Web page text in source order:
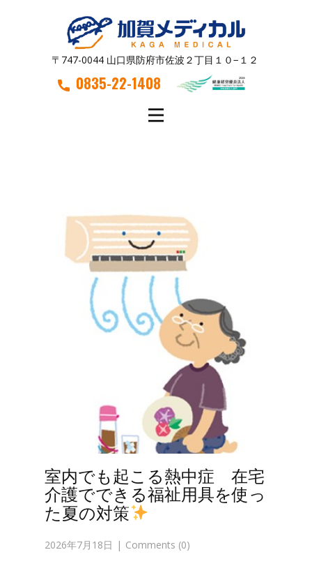
〒747-0044 山口県防府市佐波２丁目１０−１２
0835-22-1408
室内でも起こる熱中症 在宅
介護でできる福祉用具を使っ
た夏の対策
2026年7月18日 Comments (0)